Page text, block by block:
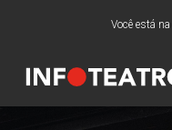
Você está